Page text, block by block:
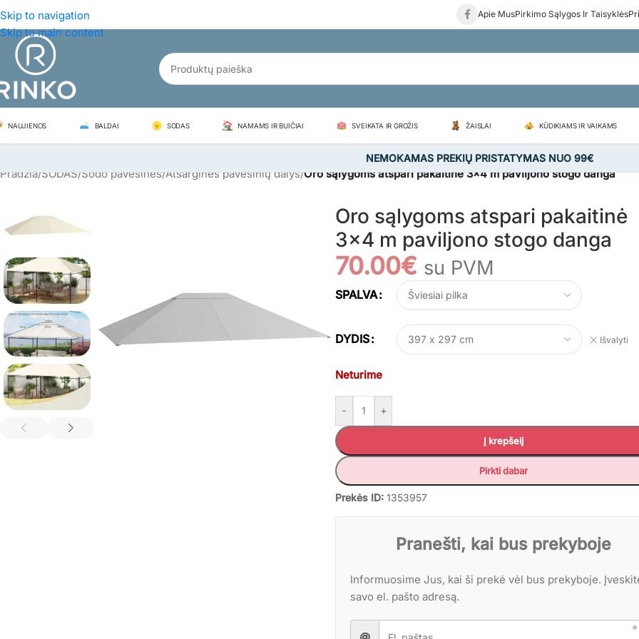
Skip to navigation
Skip to main content
Apie MusPirkimo Sąlygos Ir Taisyklės
NAUJIENOS BALDAI SODAS NAMAMS IR BUIČIAI SVEIKATA IR GROŽIS ŽAISLAI KŪDIKIAMS IR VAIKAMS
NEMOKAMAS PREKIŲ PRISTATYMAS NUO 99€
Pradžia/SODAS/Sodo pavėsinės/Atsarginės pavėsinių dalys/Oro sąlygoms atspari pakaitinė 3×4 m paviljono stogo danga
Oro sąlygoms atspari pakaitinė
3×4 m paviljono stogo danga
70.00€ su PVM
SPALVA
DYDIS Išvalyti
Neturime
- +
Į krepšelį
Pirkti dabar
Prekės ID: 1353957
Pranešti, kai bus prekyboje
Informuosime Jus, kai ši prekė vėl bus prekyboje.
savo el. pašto adresą.